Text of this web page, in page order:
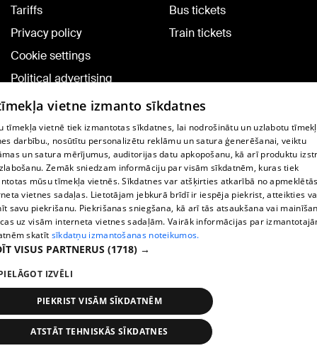
Tariffs
Privacy policy
Cookie settings
Political advertising
Cookie policy
Commenting terms
Bus tickets
Train tickets
TV program
Contract rules
360 Ziņu kontakti
Helio Media
Vortal assistance service: e-mail -
All rights reserved.
News Search 1188 play
vietne izmanto sīkdatnes
tīmekļa vietnē tiek izmantotas sīkdatnes, lai nodrošinātu un uzlabotu
darbību., nosūtītu personalizētu reklāmu un satura ģenerēšanai, veiktu
un satura mērījumus, auditorijas datu apkopošanu, kā arī produktu
Zemāk sniedzam informāciju par visām sīkdatnēm, kuras tiek
mūsu tīmekļa vietnēs. Sīkdatnes var atšķirties atkarībā no
vietnes sadaļas. Lietotājam jebkurā brīdī ir iespēja piekrist, atteikties
savu piekrišanu. Piekrišanas sniegšana, kā arī tās atsaukšana vai
uz visām interneta vietnes sadaļām. Vairāk informācijas par
skatīt sīkdatņu izmantošanas noteikumos.
VISUS PARTNERUS (1718) →
IZVĒLI
PIEKRIST VISĀM SĪKDATNĒM
ATSTĀT TEHNISKĀS SĪKDATNES